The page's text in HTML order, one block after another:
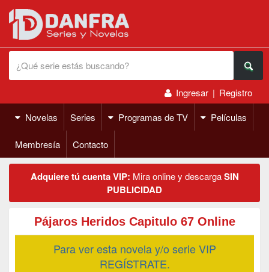
Ingresar | Registro
Novelas
Series Programas de TV Películas
Membresía Contacto
Adquiere tú cuenta VIP: Mira online y descargaSIN
PUBLICIDAD
Pájaros Heridos Capitulo 67 Online
Para ver esta novela y/o serie VIP
REGÍSTRATE.